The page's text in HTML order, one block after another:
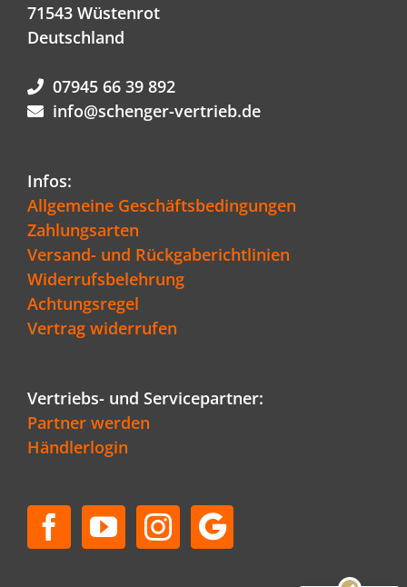
71543 Wüstenrot
Deutschland
07945 66 39 892
info@schenger-vertrieb.de
Infos:
Allgemeine Geschäftsbedingungen
Zahlungsarten
Versand- und Rückgaberichtlinien
Widerrufsbelehrung
Achtungsregel
Vertrag widerrufen
Vertriebs- und Servicepartner:
Partner werden
Händlerlogin
SEHR GUT